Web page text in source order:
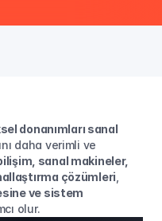
donanımları sanal
daha verimli ve
sanal makineler,
çözümleri
ve sistem
olur.